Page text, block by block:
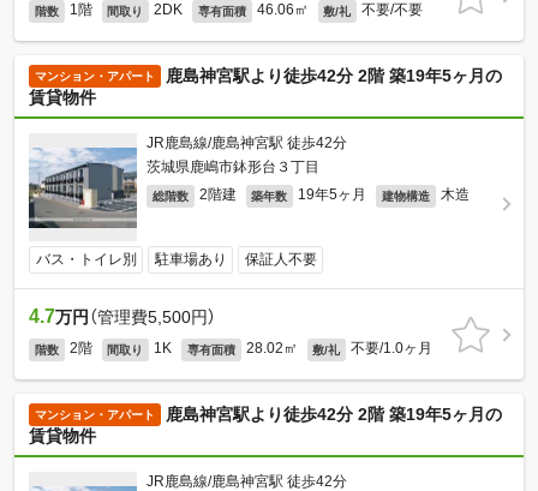
階数 1階 間取り 2DK 専有面積 46.06㎡ 敷/礼 不要/不要
マンション・アパート
鹿島神宮駅より徒歩42分 2階 築19年5ヶ月の
賃貸物件
JR鹿島線/鹿島神宮駅 徒歩42分
茨城県鹿嶋市鉢形台３丁目
総階数 2階建 築年数 19年5ヶ月 建物構造 木造
バス・トイレ別 駐車場あり 保証人不要
4.7万円 （管理費5,500円）
階数 2階 間取り 1K 専有面積 28.02㎡ 敷/礼 不要/1.0ヶ月
マンション・アパート
鹿島神宮駅より徒歩42分 2階 築19年5ヶ月の
賃貸物件
JR鹿島線/鹿島神宮駅 徒歩42分